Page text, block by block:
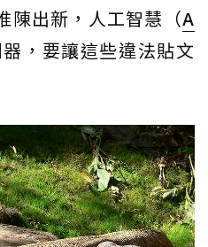
陳出新，人工智慧（A
，要讓這些違法貼文